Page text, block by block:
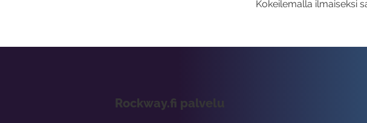
Kokeilemalla ilmaiseksi
Rockway.fi palvelu